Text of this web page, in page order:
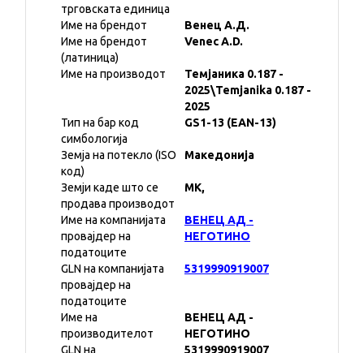
трговската единица
Име на брендот
Венец А.Д.
Име на брендот
(латиница)
Venec A.D.
Име на производот
Темјаника 0.187 -
2025\Temjanika 0.187 -
2025
Тип на бар код
симбологија
GS1-13 (EAN-13)
Земја на потекло (ISO
код)
Македонија
Земји каде што се
продава производот
MK,
Име на компанијата
провајдер на
податоците
ВЕНЕЦ АД -
НЕГОТИНО
GLN на компанијата
провајдер на
податоците
5319990919007
Име на
производителот
ВЕНЕЦ АД -
НЕГОТИНО
GLN на
5319990919007